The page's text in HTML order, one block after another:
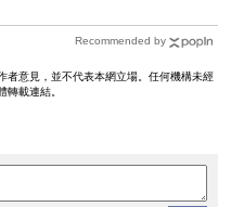
Recommended by
者意見，並不代表本網立場。任何機構未經
轉載連結。